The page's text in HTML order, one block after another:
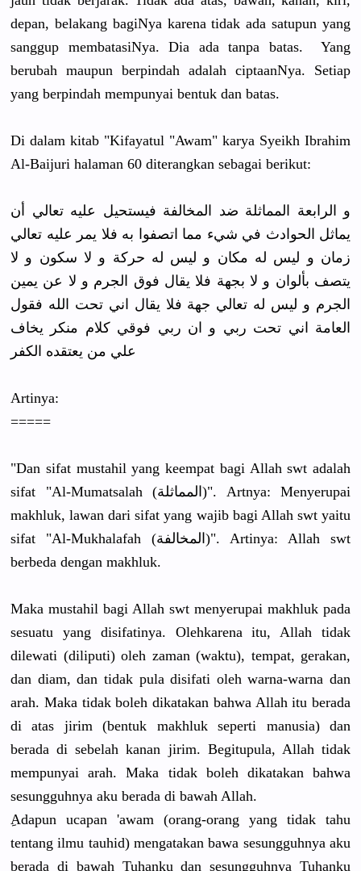
depan, belakang bagiNya karena tidak ada satupun yang
sanggup membatasiNya. Dia ada tanpa batas. Yang
berubah maupun berpindah adalah ciptaanNya. Setiap
yang berpindah mempunyai bentuk dan batas.
Di dalam kitab "Kifayatul "Awam" karya Syeikh Ibrahim
Al-Baijuri halaman 60 diterangkan sebagai berikut:
و الرابعة المماثلة ضد المخالفة فيستحيل عليه تعالي أن
يماثل الحوادث في شيء مما اتصفوا به فلا يمر عليه تعالي
زمان و ليس له مكان و ليس له حركة و لا سكون و لا
يتصف بألوان و لا بجهة فلا يقال فوق الجرم و لا عن يمين
الجرم و ليس له تعالي جهة فلا يقال اني تحت الله فقول
العامة اني تحت ربي و ان ربي فوقي كلام منكر يخاف
علي من يعتقده الكفر
Artinya:
=====
"Dan sifat mustahil yang keempat bagi Allah swt adalah
sifat "Al-Mumats
alah (المماثلة)". Artnya: Menyerupai
makhluk, lawan dari sifat yang wajib bagi Allah swt yaitu
sifat "Al-Mukhal
afah (المخالفة)". Artinya: Allah swt
berbeda dengan makhluk.
Maka mustahil bagi Allah swt menyerupai makhluk pada
sesuatu yang disifatinya. Olehkarenaitu, Allah tidak
dilewati (diliputi)oleh zaman (waktu), tempat, gerakan,
dan diam, dan tidak pula disifati oleh warna-warna dan
arah. Maka tidak boleh dikatakan bahwa Allah itu berada
di atas jirim (bentuk makhluk seperti manusia) dan
berada di sebelah kanan jirim. Begitupula, Allah tidak
mempunyai arah. Maka tidak boleh dikatakan bahwa
sesungguhnya aku berada di bawah Allah.
ِAdapun ucapan 'awam (orang-orang yang tidak tahu
tentang ilmu tauhid) mengatakan bawa sesungguhnya aku
berada di bawah Tuhanku dan sesungguhnya Tuhanku